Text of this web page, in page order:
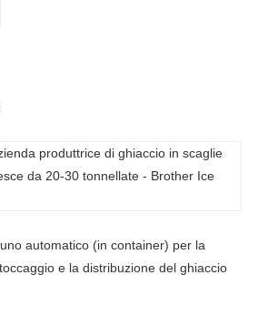
automatico (in container) per la
e la distribuzione del ghiaccio